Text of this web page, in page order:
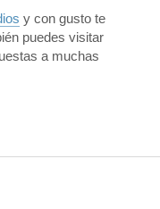
y con gusto te
puedes visitar
a muchas